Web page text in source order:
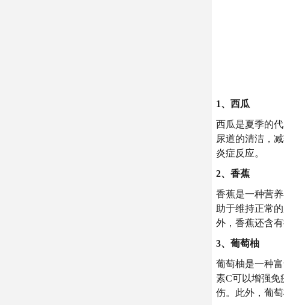
1、西瓜
西瓜是夏季的
尿道的清洁，
炎症反应。
2、香蕉
香蕉是一种营
助于维持正常
外，香蕉还含
3、葡萄柚
葡萄柚是一种
素C可以增强免
伤。此外，葡